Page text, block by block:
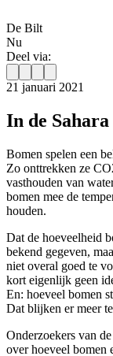
De Bilt
Nu
Deel via:
21 januari 2021
In de Sahara
Bomen spelen een
Zo onttrekken ze
vasthouden van
bomen mee de
houden.
Dat de hoeveelheid
bekend gegeven,
niet overal goed te
kort eigenlijk geen
En: hoeveel bomen
Dat blijken er meer
Onderzoekers van
over hoeveel bomen